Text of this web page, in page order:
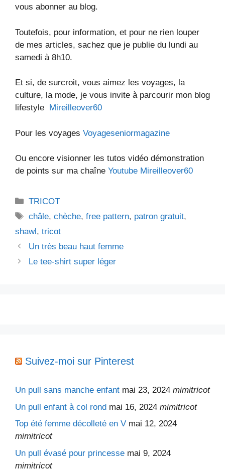
vous abonner au blog.
Toutefois, pour information, et pour ne rien louper
de mes articles, sachez que je publie du lundi au
samedi à 8h10.
Et si, de surcroit, vous aimez les voyages, la
culture, la mode, je vous invite à parcourir mon blog
lifestyle
Mireilleover60
Pour les voyages Voyageseniormagazine
Ou encore visionner les tutos vidéo démonstration
de points sur ma chaîne Youtube Mireilleover60
Catégories
TRICOT
Étiquettes
châle,chèche,free pattern, patron gratuit,
shawl , tricot
Un très beau haut femme
Le tee-shirt super léger
Suivez-moi sur Pinterest
Un pull sans manche enfant mai 23, 2024 mimitricot
Un pull enfant à col rond mai 16, 2024 mimitricot
Top été femme décolleté en V mai 12, 2024
mimitricot
Un pull évasé pour princesse mai 9, 2024
mimitricot